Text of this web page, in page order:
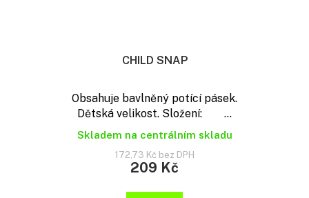
CHILD SNAP
Obsahuje bavlněný potící pásek.
Dětská velikost. Složení: ...
Skladem na centrálním skladu
172,73 Kč bez DPH
209 Kč